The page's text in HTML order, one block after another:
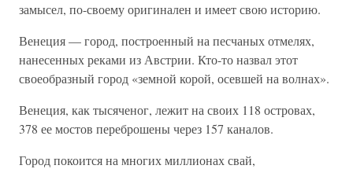
замысел, по-своему оригинален и имеет свою историю.
Венеция — город, построенный на песчаных отмелях,
нанесенных реками из Австрии. Кто-то назвал этот
своеобразный город «земной корой, осевшей на волнах».
Венеция, как тысяченог, лежит на своих 118 островах,
378 ее мостов переброшены через 157 каналов.
Город покоится на многих миллионах свай,